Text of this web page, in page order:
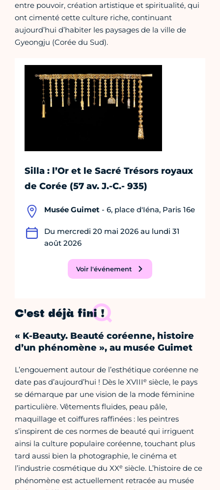
entre pouvoir, création artistique et spiritualité, qui
ont cimenté cette culture riche, continuant
aujourd’hui d’habiter les paysages de la ville de
Gyeongju (Corée du Sud).
Silla : l’Or et le Sacré Trésors royaux
de Corée (57 av. J.-C.- 935)
Musée Guimet - 6, place d'Iéna, Paris 16e
Du mercredi 20 mai 2026 au lundi 31
août 2026
Voir l'événement
C'est déjà fini !
« K-Beauty. Beauté coréenne, histoire
d’un phénomène », au musée Guimet
L’engouement autour de l’esthétique coréenne ne
date pas d’aujourd’hui ! Dès le XVIIIe siècle, le pays
se démarque par une vision de la mode féminine
particulière. Vêtements fluides, peau pâle,
maquillage et coiffures raffinées : les peintres
s’inspirent de ces normes de beauté qui irriguent
ainsi la culture populaire coréenne, touchant plus
tard aussi bien la photographie, le cinéma et
l’industrie cosmétique du XXe siècle. L’histoire de ce
phénomène est actuellement retracée au musée